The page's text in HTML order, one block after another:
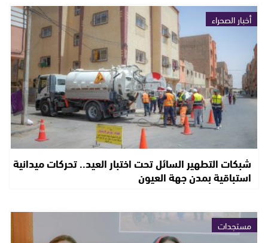
أخبار الصحراء
شبكات التطهير السائل تحت اختبار العيد.. تحركات ميدانية
استباقية بمدن جهة العيون
مستجدات